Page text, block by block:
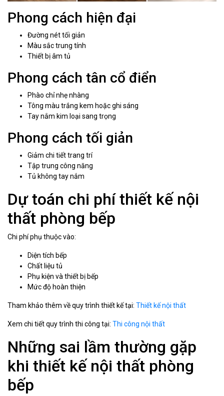
Phong cách hiện đại
Đường nét tối giản
Màu sắc trung tính
Thiết bị âm tủ
Phong cách tân cổ điển
Phào chỉ nhẹ nhàng
Tông màu trắng kem hoặc ghi sáng
Tay nắm kim loại sang trọng
Phong cách tối giản
Giảm chi tiết trang trí
Tập trung công năng
Tủ không tay nắm
Dự toán chi phí thiết kế nội
thất phòng bếp
Chi phí phụ thuộc vào:
Diện tích bếp
Chất liệu tủ
Phụ kiện và thiết bị bếp
Mức độ hoàn thiện
Tham khảo thêm về quy trình thiết kế tại: Thiết kế nội thất
Xem chi tiết quy trình thi công tại: Thi công nội thất
Những sai lầm thường gặp
khi thiết kế nội thất phòng
bếp